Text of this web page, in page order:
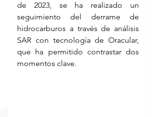
de 2023, se ha realizado un
seguimiento del derrame de
hidrocarburos a través de análisis
SAR con tecnología de Oracular,
que ha permitido contrastar dos
momentos clave.